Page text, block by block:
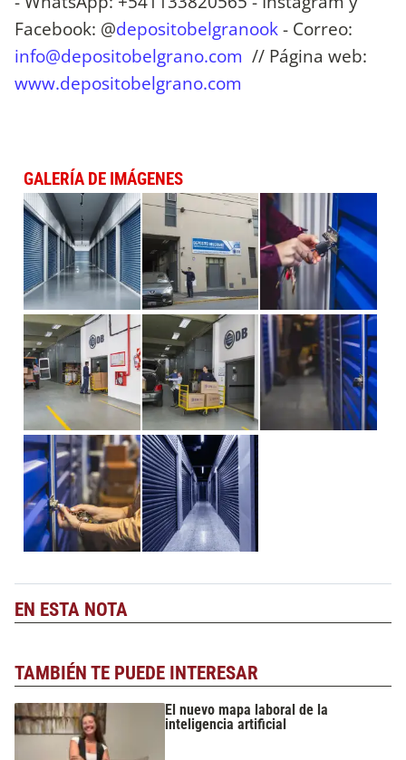
Facebook: @depositobelgranook- Correo:
info@depositobelgrano.com // Página web:
www.depositobelgrano.com
GALERÍA DE IMÁGENES
EN ESTA NOTA
TAMBIÉN TE PUEDE INTERESAR
El nuevo mapa laboral de la
inteligencia artificial